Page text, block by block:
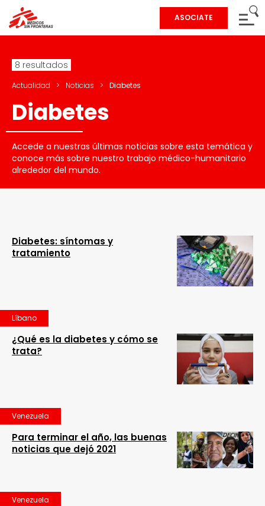
ASOCIATE
8 resultados
Actualidad > Noticias > Diabetes
Diabetes
Accede a nuestras últimas noticias sobre esta temática y
conoce más sobre nuestro trabajo médico-humanitario
alrededor del mundo.
Diabetes: síntomas y
tratamiento
Líbano
¿Qué es la diabetes y cómo se
trata?
Venezuela
Para terminar el año, las buenas
noticias que dejó 2021
Venezuela